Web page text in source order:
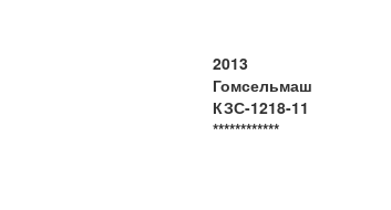
2013
Гомсельмаш
КЗС-1218-11
************